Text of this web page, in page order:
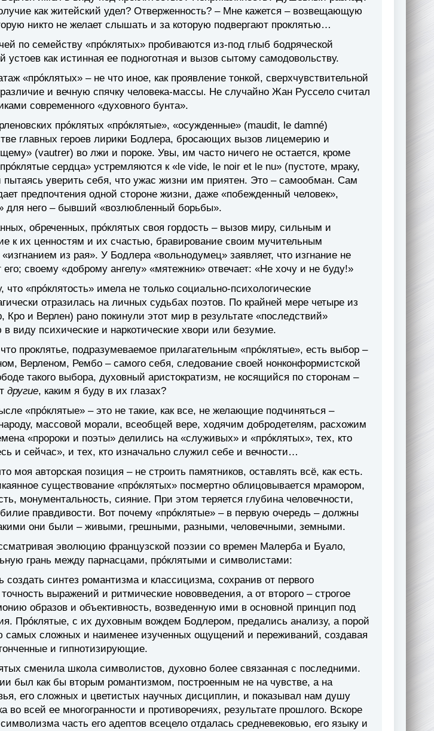
как житейский удел? Отверженность? – Мне кажется – возвещающую
никто не желает слышать и за которую подвергают проклятью…
по семейству «прóклятых» пробиваются из-под глыб бодряческой
устоев как истинная ее подноготная и вызов сытому самодовольству.
«прóклятых» – не что иное, как проявление тонкой, сверхчувствительной
и вечную спячку человека-массы. Не случайно Жан Руссело считал
современного «духовного бунта».
прóклятых «прóклятые», «осужденные» (maudit, le damné)
главных героев лирики Бодлера, бросающих вызов лицемерию и
(vautrer) во лжи и пороке. Увы, им часто ничего не остается, кроме
сердца» устремляются к «le vide, le noir et le nu» (пустоте, мраку,
пытаясь уверить себя, что ужас жизни им приятен. Это – самообман. Сам
предпочтения одной стороне жизни, даже «побежденный человек»,
для него – бывший «возлюбленный борьбы».
обреченных, прóклятых своя гордость – вызов миру, сильным и
к их ценностям и их счастью, бравирование своим мучительным
из рая». У Бодлера «вольнодумец» заявляет, что изгнание не
своему «доброму ангелу» «мятежник» отвечает: «Не хочу и не буду!»
«прóклятость» имела не только социально-психологические
отразилась на личных судьбах поэтов. По крайней мере четыре из
Кро и Верлен) рано покинули этот мир в результате «последствий»
виду психические и наркотические хвори или безумие.
проклятье, подразумеваемое прилагательным «прóклятые», есть выбор –
Верленом, Рембо – самого себя, следование своей нонконформистской
такого выбора, духовный аристократизм, не косящийся по сторонам –
другие, каким я буду в их глазах?
«прóклятые» – это не такие, как все, не желающие подчиняться –
народу, массовой морали, всеобщей вере, ходячим добродетелям, расхожим
«пророки и поэты» делились на «служивых» и «прóклятых», тех, кто
и сейчас», и тех, кто изначально служил себе и вечности…
моя авторская позиция – не строить памятников, оставлять всё, как есть.
существование «прóклятых» посмертно облицовывается мрамором,
монументальность, сияние. При этом теряется глубина человечности,
правдивости. Вот почему «прóклятые» – в первую очередь – должны
они были – живыми, грешными, разными, человечными, земными.
эволюцию французской поэзии со времен Малерба и Буало,
грань между парнасцами, прóклятыми и символистами:
создать синтез романтизма и классицизма, сохранив от первого
выражений и ритмические нововведения, а от второго – строгое
образов и объективность, возведенную ими в основной принцип под
Прóклятые, с их духовным вождем Бодлером, предались анализу, а порой
самых сложных и наименее изученных ощущений и переживаний, создавая
и гипнотизирующие.
сменила школа символистов, духовно более связанная с последними.
был как бы вторым романтизмом, построенным не на чувстве, а на
его сложных и цветистых научных дисциплин, и показывал нам душу
во всей ее многогранности и противоречиях, результате прошлого. Вскоре
часть его адептов всецело отдалась средневековью, его языку и